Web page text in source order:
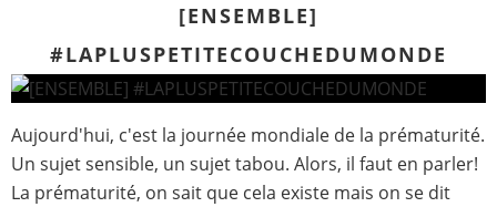
[ENSEMBLE]
#LAPLUSPETITECOUCHEDUMONDE
Aujourd'hui, c'est la journée mondiale de la prématurité.
Un sujet sensible, un sujet tabou. Alors, il faut en parler!
La prématurité, on sait que cela existe mais on se dit